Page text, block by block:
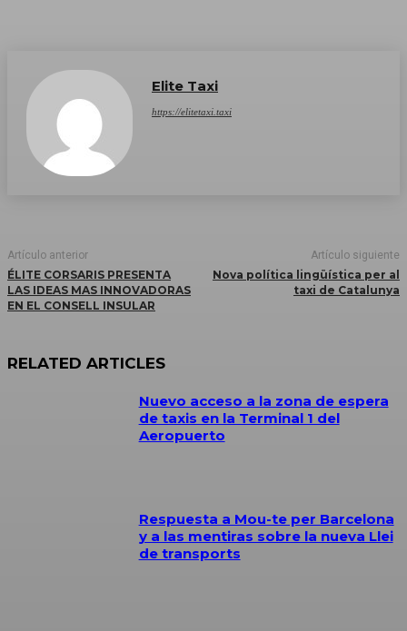
Elite Taxi
https://elitetaxi.taxi
Artículo anterior
ÉLITE CORSARIS PRESENTA
LAS IDEAS MAS INNOVADORAS
EN EL CONSELL INSULAR
Artículo siguiente
Nova política lingüística per al
taxi de Catalunya
RELATED ARTICLES
Nuevo acceso a la zona de espera
de taxis en la Terminal 1 del
Aeropuerto
Respuesta a Mou-te per Barcelona
y a las mentiras sobre la nueva Llei
de transports